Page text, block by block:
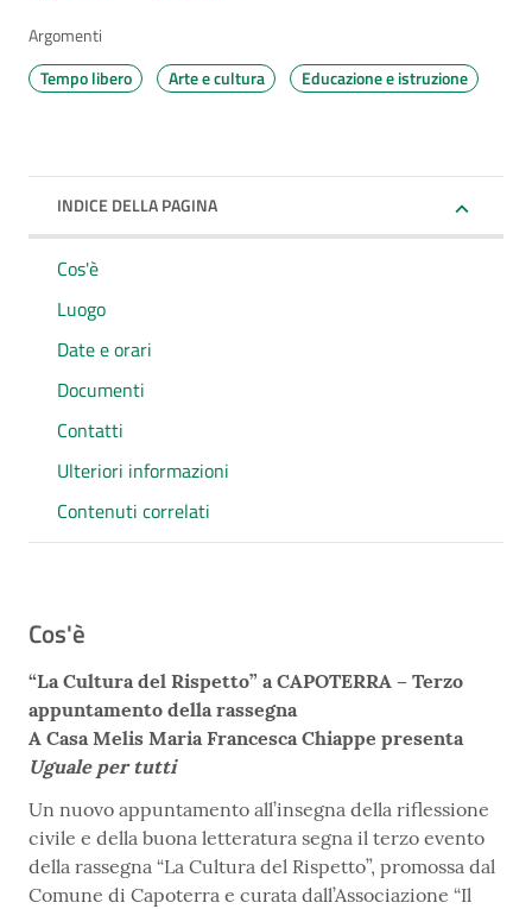
Argomenti
Tempo libero
Arte e cultura Educazione e istruzione
INDICE DELLA PAGINA
Cos'è
Luogo
Date e orari
Documenti
Contatti
Ulteriori informazioni
Contenuti correlati
Cos'è
“La Cultura del Rispetto” a CAPOTERRA – Terzo
appuntamento della rassegna
A Casa Melis Maria Francesca Chiappe presenta
Uguale per tutti
Un nuovo appuntamento all’insegna della riflessione
civile e della buona letteratura segna il terzo evento
della rassegna “La Cultura del Rispetto”, promossa dal
Comune di Capoterra e curata dall’Associazione “Il